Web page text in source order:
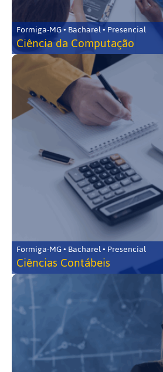
Formiga-MG • Bacharel • Presencial
Ciência da Computação
Formiga-MG • Bacharel • Presencial
Ciências Contábeis